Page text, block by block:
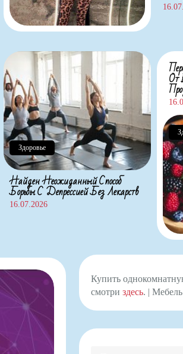
Здоровье
Найден Неожиданный Способ
Борьбы С Депрессией Без Лекарств
16.07.2026
От
Купить
смотриздесь. |